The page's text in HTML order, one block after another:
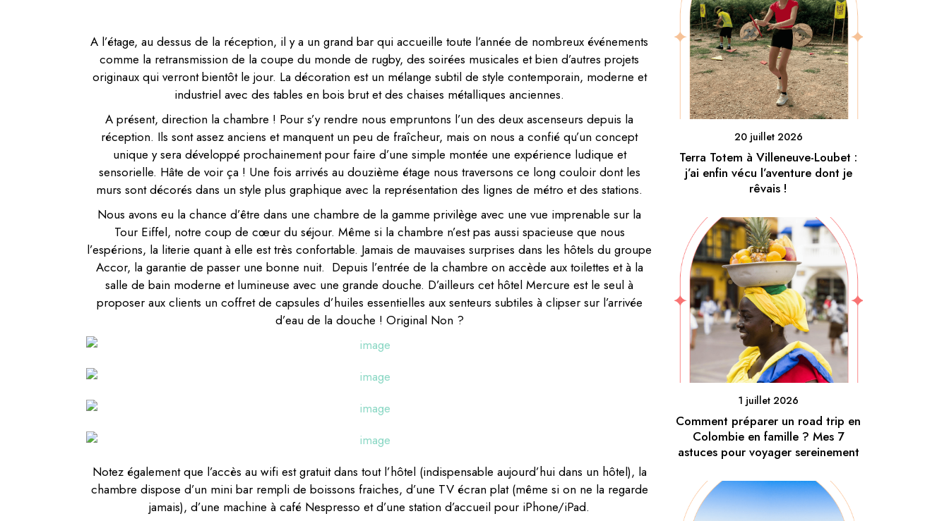
A l’étage, au dessus de la réception, il y a un grand bar qui accueille toute l’année de nombreux événements
comme la retransmission de la coupe du monde de rugby, des soirées musicales et bien d’autres projets
originaux qui verront bientôt le jour. La décoration est un mélange subtil de style contemporain, moderne et
industriel avec des tables en bois brut et des chaises métalliques anciennes.
A présent, direction la chambre ! Pour s’y rendre nous empruntons l’un des deux ascenseurs depuis la
réception. Ils sont assez anciens et manquent un peu de fraîcheur, mais on nous a confié qu’un concept
unique y sera développé prochainement pour faire d’une simple montée une expérience ludique et
sensorielle. Hâte de voir ça ! Une fois arrivés au douzième étage nous traversons ce long couloir dont les
murs sont décorés dans un style plus graphique avec la représentation des lignes de métro et des stations.
Nous avons eu la chance d’être dans une chambre de la gamme privilège avec une vue imprenable sur la
Tour Eiffel, notre coup de cœur du séjour. Même si la chambre n’est pas aussi spacieuse que nous
l’espérions, la literie quant à elle est très confortable. Jamais de mauvaises surprises dans les hôtels du groupe
Accor, la garantie de passer une bonne nuit. Depuis l’entrée de la chambre on accède aux toilettes et à la
salle de bain moderne et lumineuse avec une grande douche. D’ailleurs cet hôtel Mercure est le seul à
proposer aux clients un coffret de capsules d’huiles essentielles aux senteurs subtiles à clipser sur l’arrivée
d’eau de la douche ! Original Non ?
Notez également que l’accès au wifi est gratuit dans tout l’hôtel (indispensable aujourd’hui dans un hôtel), la
chambre dispose d’un mini bar rempli de boissons fraiches, d’une TV écran plat (même si on ne la regarde
jamais), d’une machine à café Nespresso et d’une station d’accueil pour iPhone/iPad.
20 juillet 2026
Terra Totem à Villeneuve-Loubet :
j’ai enfin vécu l’aventure dont je
rêvais !
1 juillet 2026
Comment préparer un road trip en
Colombie en famille ? Mes 7
astuces pour voyager sereinement